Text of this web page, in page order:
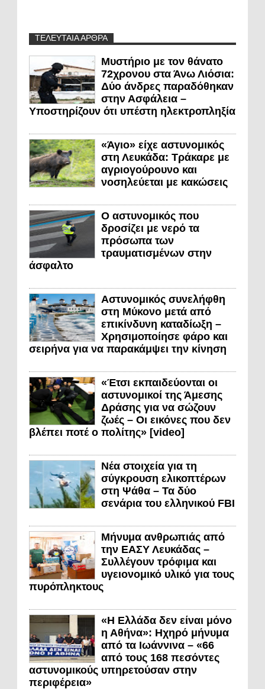
ΤΕΛΕΥΤΑΙΑ ΑΡΘΡΑ
Μυστήριο με τον θάνατο
72χρονου στα Άνω Λιόσια:
Δύο άνδρες παραδόθηκαν
στην Ασφάλεια –
Υποστηρίζουν ότι υπέστη ηλεκτροπληξία
«Άγιο» είχε αστυνομικός
στη Λευκάδα: Τράκαρε με
αγριογούρουνο και
νοσηλεύεται με κακώσεις
Ο αστυνομικός που
δροσίζει με νερό τα
πρόσωπα των
τραυματισμένων στην
άσφαλτο
Αστυνομικός συνελήφθη
στη Μύκονο μετά από
επικίνδυνη καταδίωξη –
Χρησιμοποίησε φάρο και
σειρήνα για να παρακάμψει την κίνηση
«Έτσι εκπαιδεύονται οι
αστυνομικοί της Άμεσης
Δράσης για να σώζουν
ζωές – Οι εικόνες που δεν
βλέπει ποτέ ο πολίτης» [video]
Νέα στοιχεία για τη
σύγκρουση ελικοπτέρων
στη Ψάθα – Τα δύο
σενάρια του ελληνικού FBI
Μήνυμα ανθρωπιάς από
την ΕΑΣΥ Λευκάδας –
Συλλέγουν τρόφιμα και
υγειονομικό υλικό για τους
πυρόπληκτους
«Η Ελλάδα δεν είναι μόνο
η Αθήνα»: Ηχηρό μήνυμα
από τα Ιωάννινα – «66
από τους 168 πεσόντες
αστυνομικούς υπηρετούσαν στην
περιφέρεια»